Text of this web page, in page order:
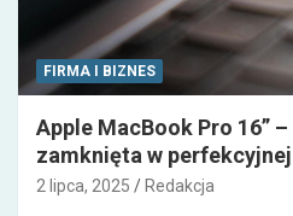
FIRMA I BIZNES
Apple MacBook Pro 16”
zamknięta w
2 lipca, 2025 Redakcja